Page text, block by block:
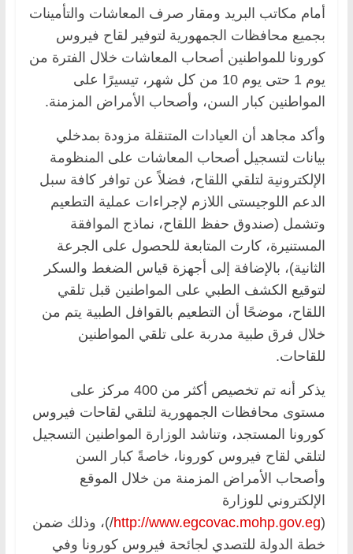
أمام مكاتب البريد ومقار صرف المعاشات والتأمينات
بجميع محافظات الجمهورية لتوفير لقاح فيروس
كورونا للمواطنين أصحاب المعاشات خلال الفترة من
يوم 1 حتى يوم 10 من كل شهر، تيسيرًا على
المواطنين كبار السن، وأصحاب الأمراض المزمنة.
وأكد مجاهد أن العيادات المتنقلة مزودة بمدخلي
بيانات لتسجيل أصحاب المعاشات على المنظومة
الإلكترونية لتلقي اللقاح، فضلاً عن توافر كافة سبل
الدعم اللوجيستى اللازم لإجراءات عملية التطعيم
وتشمل (صندوق حفظ اللقاح، نماذج الموافقة
المستنيرة، كارت المتابعة للحصول على الجرعة
الثانية)، بالإضافة إلى أجهزة قياس الضغط والسكر
لتوقيع الكشف الطبي على المواطنين قبل تلقي
اللقاح، موضحًا أن التطعيم بالقوافل الطبية يتم من
خلال فرق طبية مدربة على تلقي المواطنين
للقاحات.
يذكر أنه تم تخصيص أكثر من 400 مركز على
مستوى محافظات الجمهورية لتلقي لقاحات فيروس
كورونا المستجد، وتناشد الوزارة المواطنين التسجيل
لتلقي لقاح فيروس كورونا، خاصةً كبار السن
وأصحاب الأمراض المزمنة من خلال الموقع
الإلكتروني للوزارة
(
http://www.egcovac.mohp.gov.eg/)، وذلك ضمن
خطة الدولة للتصدي لجائحة فيروس كورونا وفي